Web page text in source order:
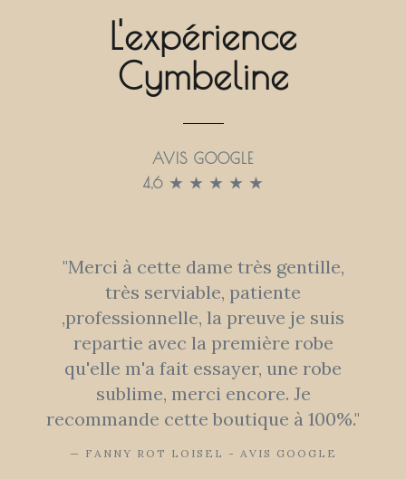
L'expérience
Cymbeline
AVIS GOOGLE
4,6 ★ ★ ★ ★ ★
"Merci à cette dame très gentille,
très serviable, patiente
,professionnelle, la preuve je suis
repartie avec la première robe
qu'elle m'a fait essayer, une robe
sublime, merci encore. Je
recommande cette boutique à 100%."
FANNY ROT LOISEL - AVIS GOOGLE